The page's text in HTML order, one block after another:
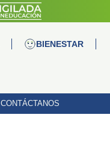
BIENESTAR
CONTÁCTANOS